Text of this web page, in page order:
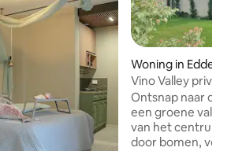
Woning in Edde
Vino Valley
Batroun
Ontsnap naar dit
een groene
van het centrum
door bomen,